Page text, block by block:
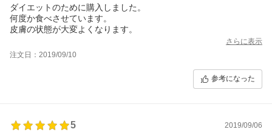
ダイエットのために購入しました。
何度か食べさせています。
皮膚の状態が大変よくなります。
さらに表示
注文日：2019/09/10
参考になった
5
2019/09/06